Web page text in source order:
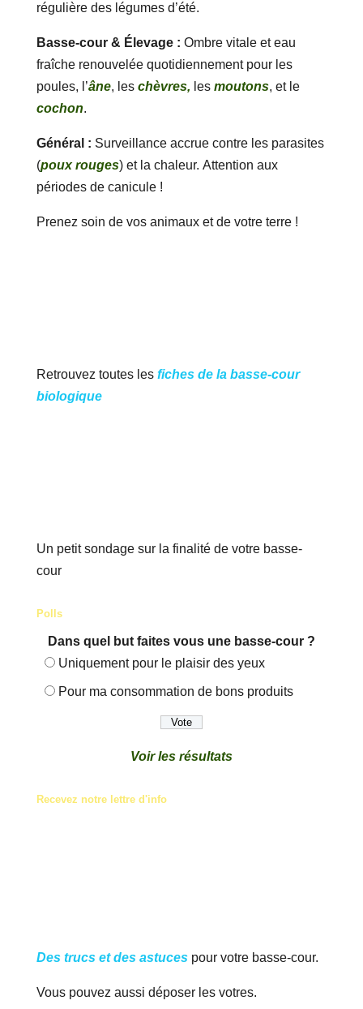
régulière des légumes d’été.
Basse-cour & Élevage : Ombre vitale et eau
fraîche renouvelée quotidiennement pour les
poules, l’âne, les chèvres, les moutons, et le
cochon.
Général : Surveillance accrue contre les parasites
(poux rouges) et la chaleur. Attention aux
périodes de canicule !
Prenez soin de vos animaux et de votre terre !
Retrouvez toutes les fiches de la basse-cour
biologique
Un petit sondage sur la finalité de votre basse-
cour
Polls
Dans quel but faites vous une basse-cour ?
Uniquement pour le plaisir des yeux
Pour ma consommation de bons produits
Voir les résultats
Recevez notre lettre d'info
Des trucs et des astucespour votre basse-cour.
Vous pouvez aussi déposer les votres.